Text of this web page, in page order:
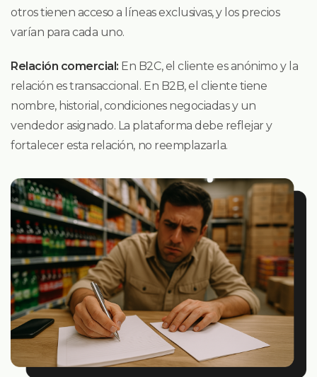
otros tienen acceso a líneas exclusivas, y los precios
varían para cada uno.
Relación comercial: En B2C, el cliente es anónimo y la
relación es transaccional. En B2B, el cliente tiene
nombre, historial, condiciones negociadas y un
vendedor asignado. La plataforma debe reflejar y
fortalecer esta relación, no reemplazarla.